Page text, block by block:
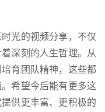
光的视频分享，不仅
深刻的人生哲理。从
育团队精神，这些都
希望今后能有更多这
供更丰富、更积极的